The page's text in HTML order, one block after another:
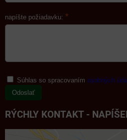
napíšte požiadavku: *
Súhlas so spracovaním osobných
Odoslať
RÝCHLY KONTAKT -